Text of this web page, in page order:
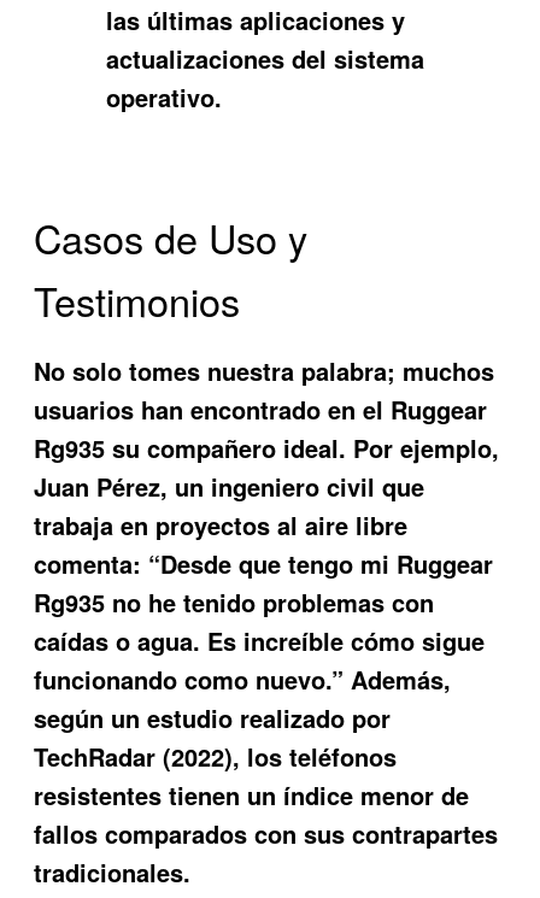
las últimas aplicaciones y
actualizaciones del sistema
operativo.
Casos de Uso y
Testimonios
No solo tomes nuestra palabra; muchos
usuarios han encontrado en el Ruggear
Rg935 su compañero ideal. Por ejemplo,
Juan Pérez, un ingeniero civil que
trabaja en proyectos al aire libre
comenta: “Desde que tengo mi Ruggear
Rg935 no he tenido problemas con
caídas o agua. Es increíble cómo sigue
funcionando como nuevo.” Además,
según un estudio realizado por
TechRadar (2022), los teléfonos
resistentes tienen un índice menor de
fallos comparados con sus contrapartes
tradicionales.